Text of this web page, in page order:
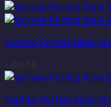
Yanhee Perfect Mela
Yanhee Perfect Acne